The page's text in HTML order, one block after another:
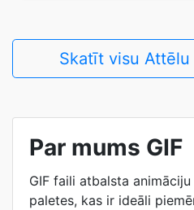
Skatīt visu
Par mums GIF
GIF faili atbalsta
paletes, kas ir ideāli